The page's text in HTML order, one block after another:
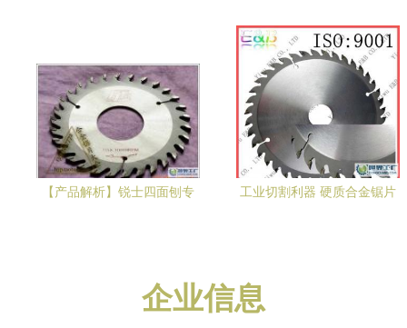
【产品解析】锐士四面刨专
工业切割利器 硬质合金锯片
企业信息